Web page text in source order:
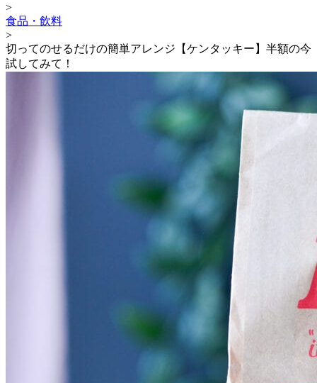
>
食品・飲料
>
切ってのせるだけの簡単アレンジ【ケンタッキー】半額の今
試してみて！